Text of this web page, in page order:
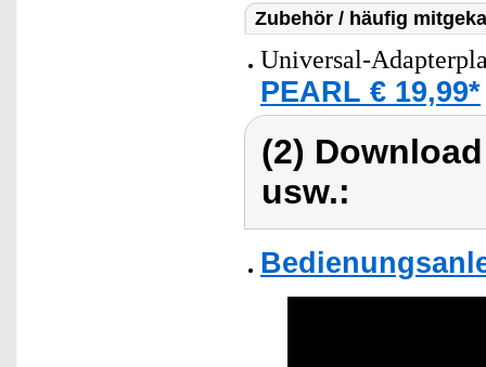
Zubehör / häufig
Universal-
PEARL € 19,99*
(2)
usw.: